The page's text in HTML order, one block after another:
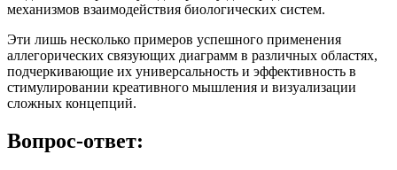
механизмов взаимодействия биологических систем.
Эти лишь несколько примеров успешного применения
аллегорических связующих диаграмм в различных областях,
подчеркивающие их универсальность и эффективность в
стимулировании креативного мышления и визуализации
сложных концепций.
Вопрос-ответ: